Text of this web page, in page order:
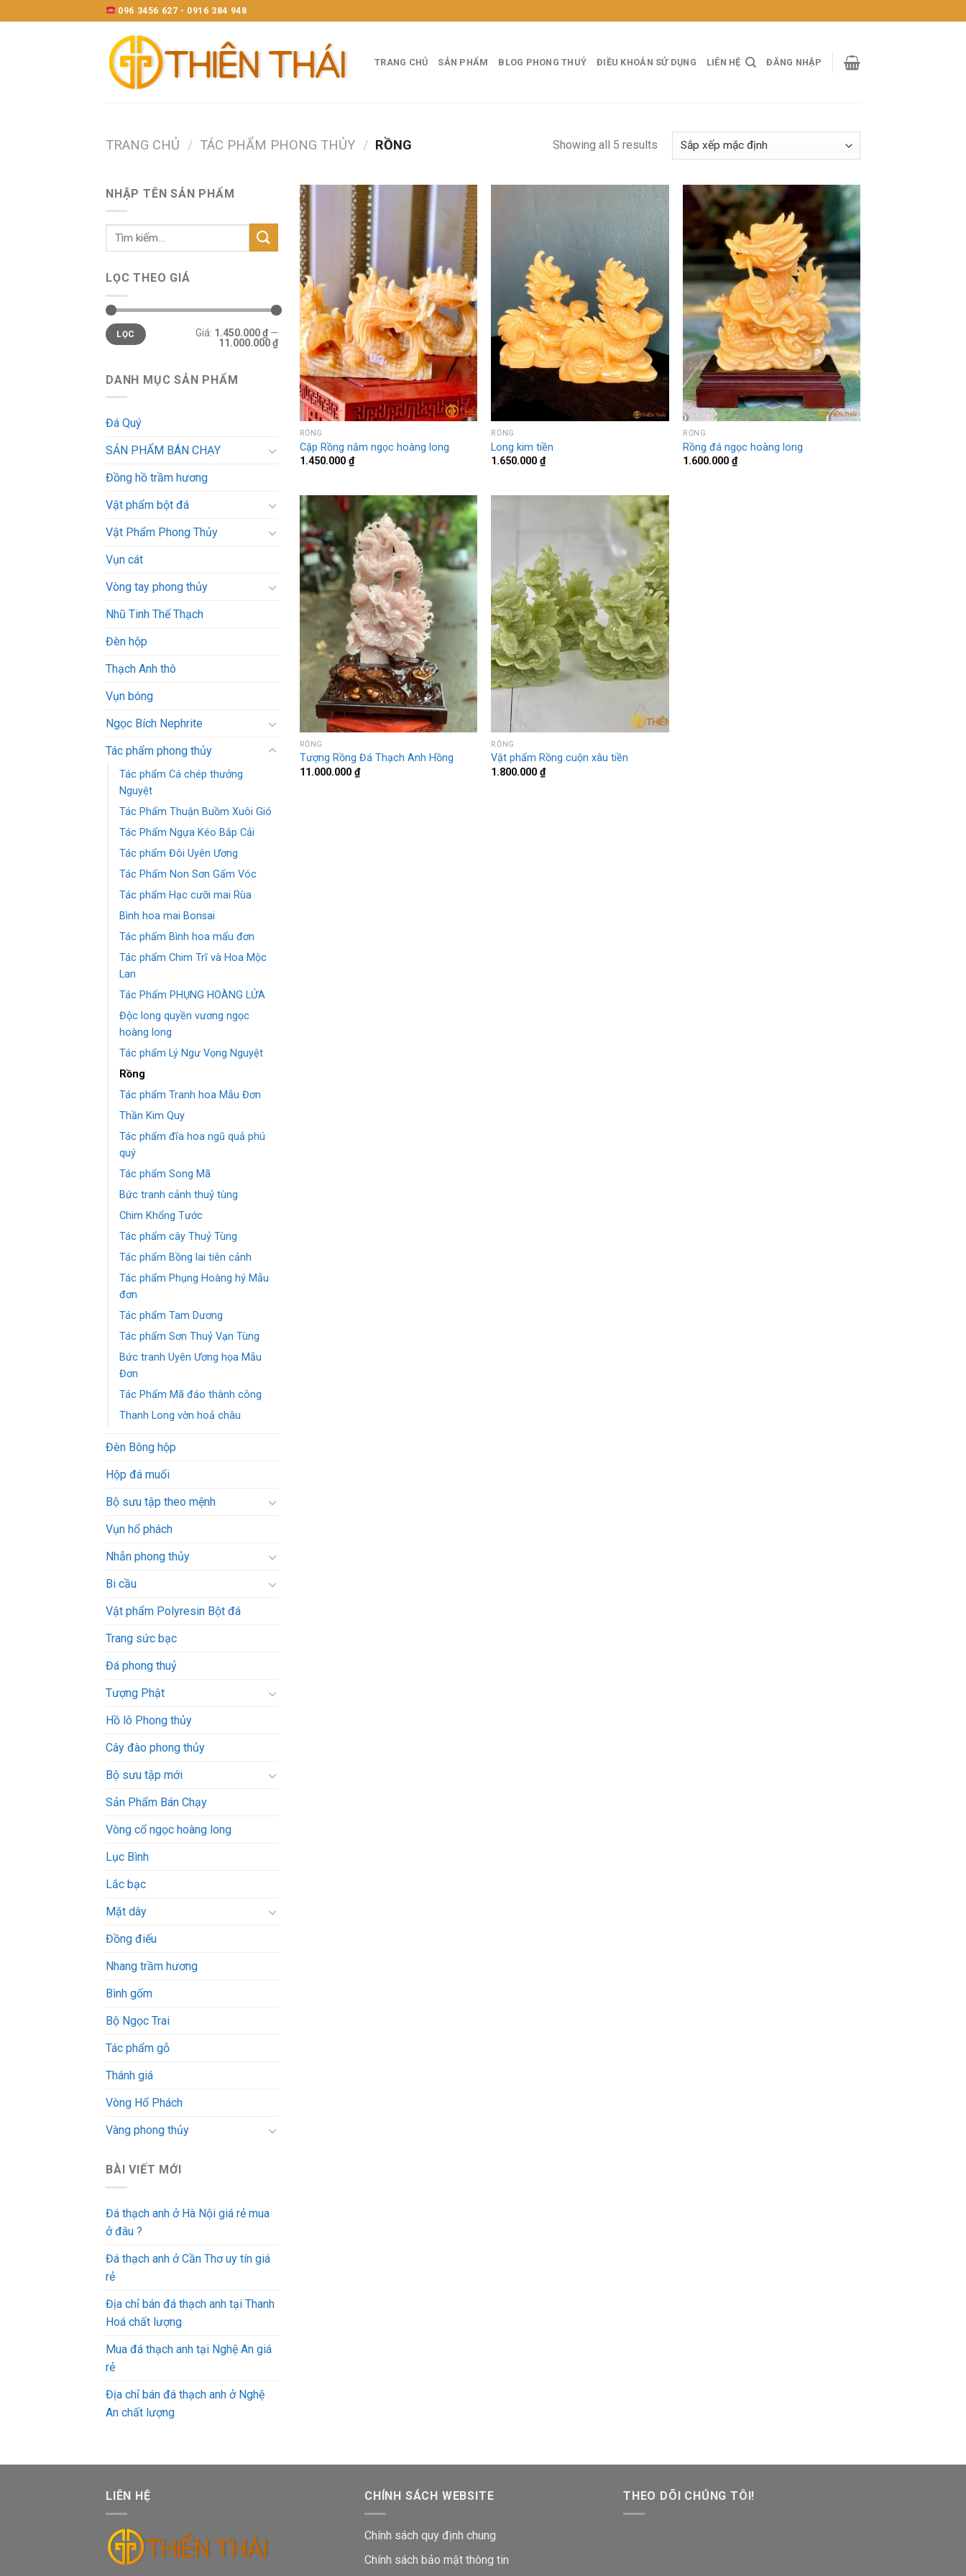
to
096 3456 627 - 0916 384 948
TRANG CHỦ SẢN PHẨM BLOG PHONG THUỶ ĐIỀU KHOẢN SỬ DỤNG LIÊN HỆ ĐĂNG NHẬP
TRANG CHỦ / TÁC PHẨM PHONG THỦY / RỒNG Showing all 5 results
NHẬP TÊN SẢN PHẨM
LỌC THEO GIÁ
Giá
tối
thiểu
Giá
tối
đa
LỌC Giá: 1.450.000 ₫ —
11.000.000 ₫
DANH MỤC SẢN PHẨM
Đá Quý
SẢN PHẨM BÁN CHẠY
Đồng hồ trầm hương
Vật phẩm bột đá
Vật Phẩm Phong Thủy
Vụn cát
Vòng tay phong thủy
Nhũ Tinh Thể Thạch
Đèn hộp
Thạch Anh thô
Vụn bóng
Ngọc Bích Nephrite
Tác phẩm phong thủy
Tác phẩm Cá chép thưởng
Nguyệt
Tác Phẩm Thuận Buồm Xuôi Gió
Tác Phẩm Ngựa Kéo Bắp Cải
Tác phẩm Đôi Uyên Ương
Tác Phẩm Non Sơn Gấm Vóc
Tác phẩm Hạc cưỡi mai Rùa
Bình hoa mai Bonsai
Tác phẩm Bình hoa mẩu đơn
Tác phẩm Chim Trĩ và Hoa Mộc
Lan
Tác Phẩm PHỤNG HOÀNG LỬA
Độc long quyền vương ngọc
hoàng long
Tác phẩm Lý Ngư Vọng Nguyệt
Rồng
Tác phẩm Tranh hoa Mẫu Đơn
Thần Kim Quy
Tác phẩm đĩa hoa ngũ quả phú
quý
Tác phẩm Song Mã
Bức tranh cảnh thuỷ tùng
Chim Khổng Tước
Tác phẩm cây Thuỷ Tùng
Tác phẩm Bồng lai tiên cảnh
Tác phẩm Phụng Hoàng hý Mẫu
đơn
Tác phẩm Tam Dương
Tác phẩm Sơn Thuỷ Vạn Tùng
Bức tranh Uyên Ương họa Mẫu
Đơn
Tác Phẩm Mã đáo thành công
Thanh Long vờn hoả châu
Đèn Bông hộp
Hộp đá muối
Bộ sưu tập theo mệnh
Vụn hổ phách
Nhẫn phong thủy
Bi cầu
Vật phẩm Polyresin Bột đá
Trang sức bạc
Đá phong thuỷ
Tượng Phật
Hồ lô Phong thủy
Cây đào phong thủy
Bộ sưu tập mới
Sản Phẩm Bán Chạy
Vòng cổ ngọc hoàng long
Lục Bình
Lắc bạc
Mặt dây
Đồng điếu
Nhang trầm hương
Bình gốm
Bộ Ngọc Trai
Tác phẩm gỗ
Thánh giá
Vòng Hổ Phách
Vàng phong thủy
BÀI VIẾT MỚI
Đá thạch anh ở Hà Nội giá rẻ mua
ở đâu ?
Đá thạch anh ở Cần Thơ uy tín giá
rẻ
Địa chỉ bán đá thạch anh tại Thanh
Hoá chất lượng
Mua đá thạch anh tại Nghệ An giá
rẻ
Địa chỉ bán đá thạch anh ở Nghệ
An chất lượng
RỒNG
Cặp Rồng nằm ngọc hoàng long
1.450.000 ₫
RỒNG
Long kim tiền
1.650.000₫
RỒNG
Rồng đá ngọc hoàng long
1.600.000₫
RỒNG
Tượng Rồng Đá Thạch Anh Hồng
11.000.000 ₫
RỒNG
Vật phẩm Rồng cuộn xâu tiền
1.800.000₫
LIÊN HỆ CHÍNH SÁCH WEBSITE
Chính sách quy định chung
Chính sách bảo mật thông tin
THEO DÕI CHÚNG TÔI!